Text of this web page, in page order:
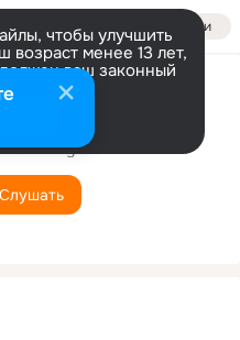
Войти
чтобы улучшить
возраст менее 13 лет,
ваш законный
Army
Слушать